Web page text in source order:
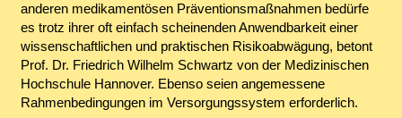
anderen medikamentösen Präventionsmaßnahmen bedürfe
es trotz ihrer oft einfach scheinenden Anwendbarkeit einer
wissenschaftlichen und praktischen Risikoabwägung, betont
Prof. Dr. Friedrich Wilhelm Schwartz von der Medizinischen
Hochschule Hannover. Ebenso seien angemessene
Rahmenbedingungen im Versorgungssystem erforderlich.